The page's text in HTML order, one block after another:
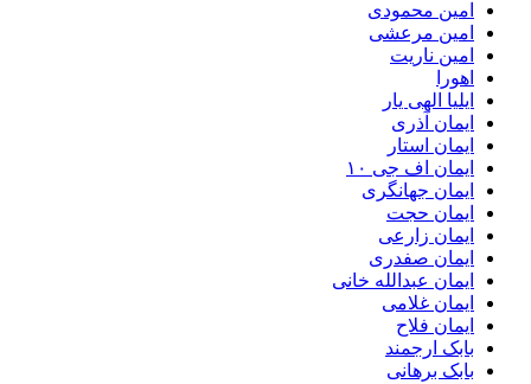
امین محمودی
امین مرعشی
امین ناریت
اهورا
ایلیا الهی یار
ایمان آذری
ایمان استار
ایمان اف جی ۱۰
ایمان جهانگری
ایمان حجت
ایمان زارعی
ایمان صفدری
ایمان عبدالله خانی
ایمان غلامی
ایمان فلاح
بابک ارجمند
بابک برهانی